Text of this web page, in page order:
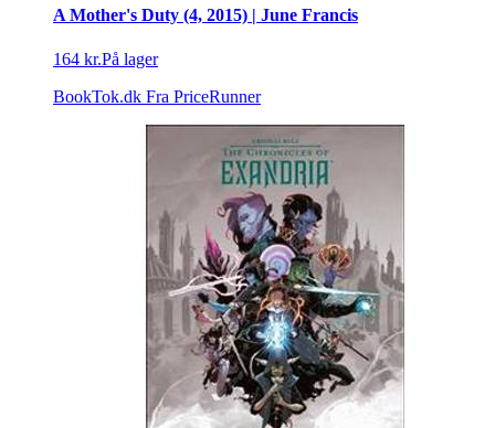
A Mother's Duty (4, 2015) | June Francis
164 kr.På lager
BookTok.dk Fra PriceRunner